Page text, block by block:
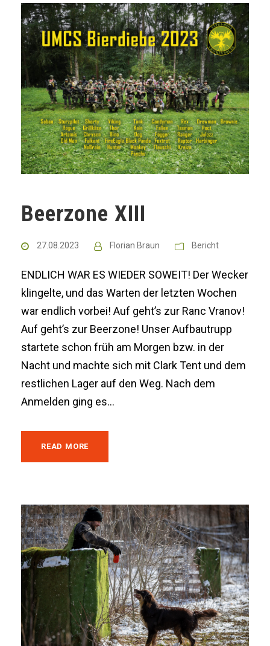
Beerzone XIII
27.08.2023 Florian Braun Bericht
ENDLICH WAR ES WIEDER SOWEIT! Der Wecker
klingelte, und das Warten der letzten Wochen
war endlich vorbei! Auf geht’s zur Ranc Vranov!
Auf geht’s zur Beerzone! Unser Aufbautrupp
startete schon früh am Morgen bzw. in der
Nacht und machte sich mit Clark Tent und dem
restlichen Lager auf den Weg. Nach dem
Anmelden ging es...
READ MORE